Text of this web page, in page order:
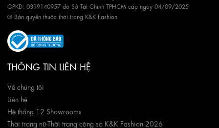
GPKD: 0319140957 do Sở Tài Chính TPHCM cấp ngày 04/09/2025
® Bản quyền thuộc thời trang K&K Fashion
THÔNG TIN LIÊN HỆ
Về chúng tôi
Liên hệ
Hệ thống 12 Showrooms
Thời trang nữ-Thời trang công sở K&K Fashion 2026